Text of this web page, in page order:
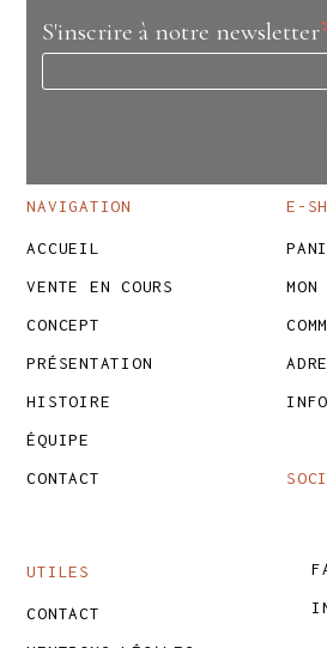
S'inscrire à notre newsletter
NAVIGATION
ACCUEIL
VENTE EN COURS
CONCEPT
PRÉSENTATION
HISTOIRE
ÉQUIPE
CONTACT
UTILES
CONTACT
E-
MON